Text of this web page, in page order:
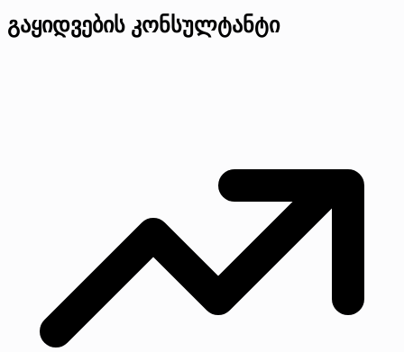
გაყიდვების კონსულტანტი